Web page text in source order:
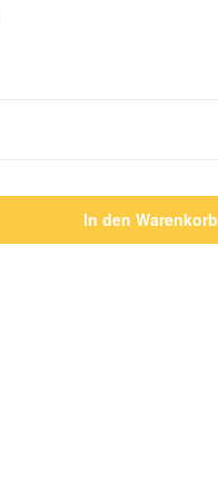
In den Warenkorb